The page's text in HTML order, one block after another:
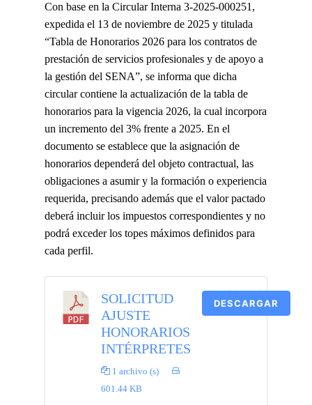
Con base en la Circular Interna 3-2025-000251,
expedida el 13 de noviembre de 2025 y titulada
“Tabla de Honorarios 2026 para los contratos de
prestación de servicios profesionales y de apoyo a
la gestión del SENA”, se informa que dicha
circular contiene la actualización de la tabla de
honorarios para la vigencia 2026, la cual incorpora
un incremento del 3% frente a 2025. En el
documento se establece que la asignación de
honorarios dependerá del objeto contractual, las
obligaciones a asumir y la formación o experiencia
requerida, precisando además que el valor pactado
deberá incluir los impuestos correspondientes y no
podrá exceder los topes máximos definidos para
cada perfil.
SOLICITUD
AJUSTE
HONORARIOS
INTÉRPRETES
1 archivo (s)
601.44 KB
DESCARGAR